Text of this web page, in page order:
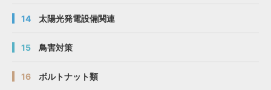
14 太陽光発電設備関連
15 鳥害対策
16 ボルトナット類